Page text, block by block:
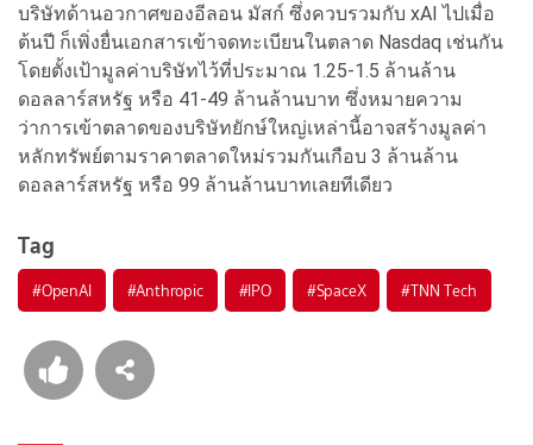
บริษัทด้านอวกาศของอีลอน มัสก์ ซึ่งควบรวมกับ xAI ไปเมื่อ
ต้นปี ก็เพิ่งยื่นเอกสารเข้าจดทะเบียนในตลาด Nasdaq เช่นกัน
โดยตั้งเป้ามูลค่าบริษัทไว้ที่ประมาณ 1.25-1.5 ล้านล้าน
ดอลลาร์สหรัฐ หรือ 41-49 ล้านล้านบาท ซึ่งหมายความ
ว่าการเข้าตลาดของบริษัทยักษ์ใหญ่เหล่านี้อาจสร้างมูลค่า
หลักทรัพย์ตามราคาตลาดใหม่รวมกันเกือบ 3 ล้านล้าน
ดอลลาร์สหรัฐ หรือ 99 ล้านล้านบาทเลยทีเดียว
Tag
#OpenAI #Anthropic #IPO #SpaceX #TNN Tech